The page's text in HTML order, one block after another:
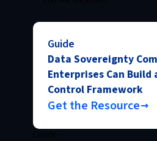
Guide
Data Sovereignty
Enterprises Can Build
Control Framework
Get the Resource